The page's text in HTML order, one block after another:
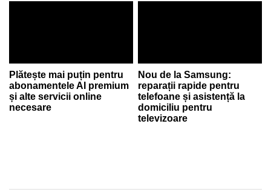
Plătește mai puțin pentru
abonamentele AI premium
și alte servicii online
necesare
Nou de la Samsung:
reparații rapide pentru
telefoane și asistență la
domiciliu pentru
televizoare